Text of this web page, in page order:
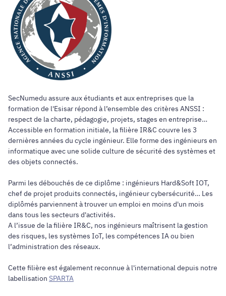
SecNumedu assure aux étudiants et aux entreprises que la
formation de l'Esisar répond à l’ensemble des critères ANSSI :
respect de la charte, pédagogie, projets, stages en entreprise…
Accessible en formation initiale, la filière IR&C couvre les 3
dernières années du cycle ingénieur. Elle forme des ingénieurs en
informatique avec une solide culture de sécurité des systèmes et
des objets connectés.
Parmi les débouchés de ce diplôme : ingénieurs Hard&Soft IOT,
chef de projet produits connectés, ingénieur cybersécurité… Les
diplômés parviennent à trouver un emploi en moins d'un mois
dans tous les secteurs d'activités.
A l’issue de la filière IR&C, nos ingénieurs maîtrisent la gestion
des risques, les systèmes IoT, les compétences IA ou bien
l’administration des réseaux.
Cette filière est également reconnue à l'international depuis notre
labellisation SPARTA